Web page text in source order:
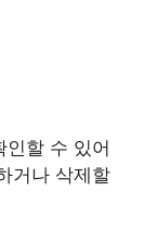
인할 수 있어
거나 삭제할